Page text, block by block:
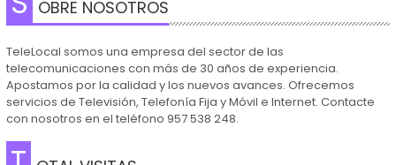
OBRE NOSOTROS
TeleLocal somos una empresa del sector de las
telecomunicaciones con más de 30 años de experiencia.
Apostamos por la calidad y los nuevos avances. Ofrecemos
servicios de Televisión, Telefonía Fija y Móvil e Internet. Contacte
con nosotros en el teléfono 957 538 248.